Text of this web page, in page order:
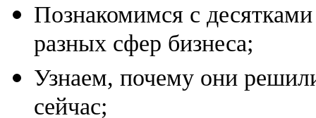
Познакомимся с
разных сфер бизнеса;
Узнаем, почему они
сейчас;